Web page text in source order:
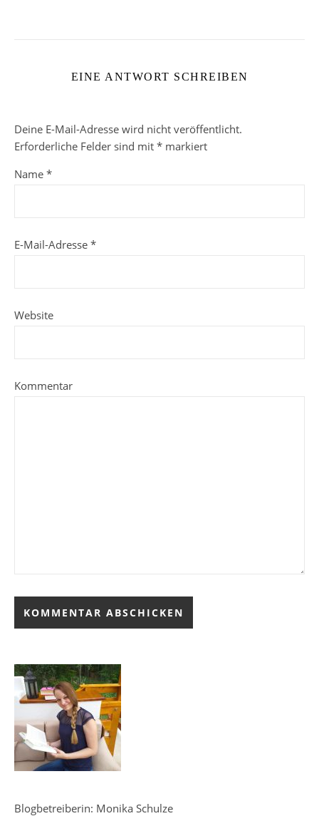
EINE ANTWORT SCHREIBEN
Deine E-Mail-Adresse wird nicht veröffentlicht.
Erforderliche Felder sind mit * markiert
Name *
E-Mail-Adresse *
Website
Kommentar
Blogbetreiberin: Monika Schulze